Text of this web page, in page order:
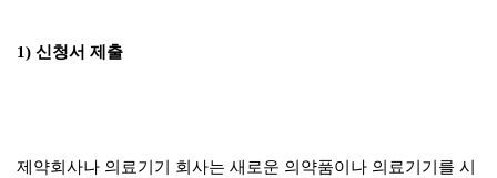
1) 신청서 제출
제약회사나 의료기기 회사는 새로운 의약품이나 의료기기를 시